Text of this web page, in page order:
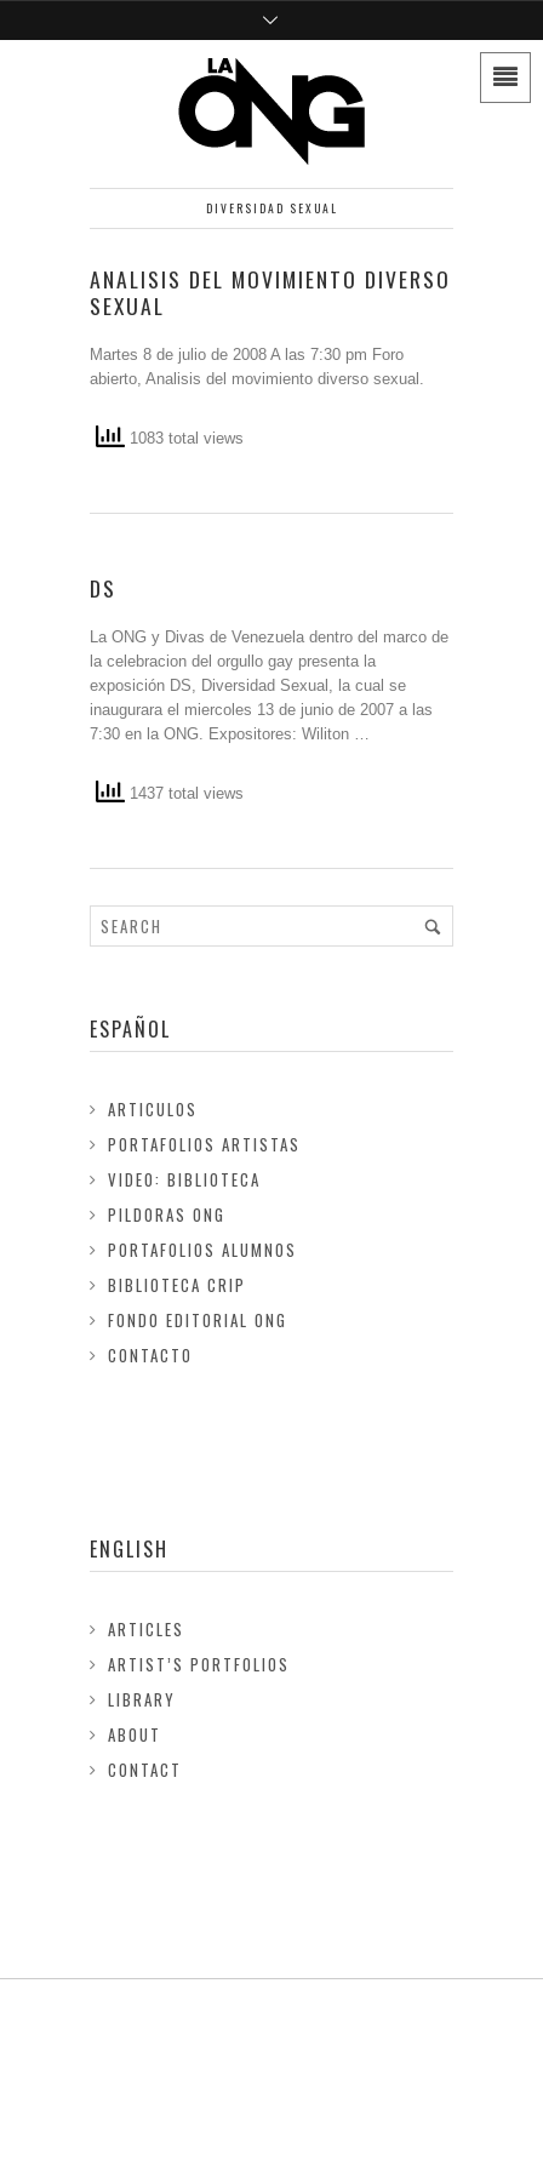
DIVERSIDAD SEXUAL
ANALISIS DEL MOVIMIENTO DIVERSO
SEXUAL
Martes 8 de julio de 2008 A las 7:30 pm Foro
abierto, Analisis del movimiento diverso sexual.
1083 total views
DS
La ONG y Divas de Venezuela dentro del marco de
la celebracion del orgullo gay presenta la
exposición DS, Diversidad Sexual, la cual se
inaugurara el miercoles 13 de junio de 2007 a las
7:30 en la ONG. Expositores: Wiliton …
1437 total views
ESPAÑOL
ARTICULOS
PORTAFOLIOS ARTISTAS
VIDEO: BIBLIOTECA
PILDORAS ONG
PORTAFOLIOS ALUMNOS
BIBLIOTECA CRIP
FONDO EDITORIAL ONG
CONTACTO
ENGLISH
ARTICLES
ARTIST’S PORTFOLIOS
LIBRARY
ABOUT
CONTACT